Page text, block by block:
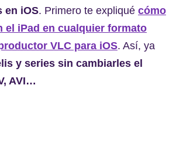
en iOS. Primero te expliqué cómo
el iPad en cualquier formato
VLC para iOS. Así, ya
y series sin cambiarles el
AVI…